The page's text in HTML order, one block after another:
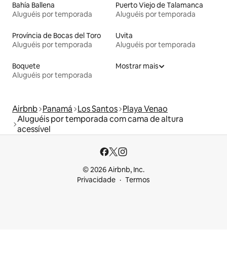
Bahía Ballena
Aluguéis por temporada
Puerto Viejo de Talamanca
Aluguéis por temporada
Província de Bocas del Toro
Aluguéis por temporada
Uvita
Aluguéis por temporada
Boquete
Aluguéis por temporada
Mostrar mais
Airbnb Panamá Los Santos Playa Venao
Aluguéis por temporada com cama de altura
acessível
© 2026 Airbnb, Inc.
Privacidade
Termos